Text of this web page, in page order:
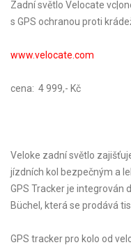
Zadní světlo Velocate
s GPS ochranou proti
www.velocate.com
cena: 4 999,- Kč
Veloke zadní světlo
jízdních kol bezpečným a
GPS Tracker je integrován
Büchel, která se prodává
GPS tracker pro kolo od